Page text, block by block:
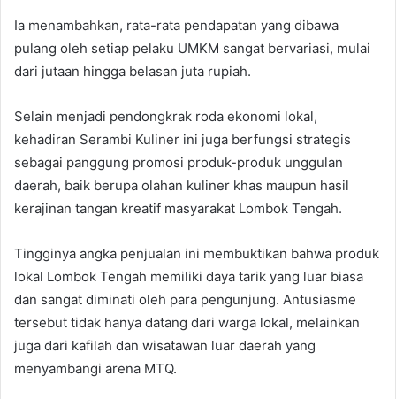
Ia menambahkan, rata-rata pendapatan yang dibawa
pulang oleh setiap pelaku UMKM sangat bervariasi, mulai
dari jutaan hingga belasan juta rupiah.
Selain menjadi pendongkrak roda ekonomi lokal,
kehadiran Serambi Kuliner ini juga berfungsi strategis
sebagai panggung promosi produk-produk unggulan
daerah, baik berupa olahan kuliner khas maupun hasil
kerajinan tangan kreatif masyarakat Lombok Tengah.
Tingginya angka penjualan ini membuktikan bahwa produk
lokal Lombok Tengah memiliki daya tarik yang luar biasa
dan sangat diminati oleh para pengunjung. Antusiasme
tersebut tidak hanya datang dari warga lokal, melainkan
juga dari kafilah dan wisatawan luar daerah yang
menyambangi arena MTQ.